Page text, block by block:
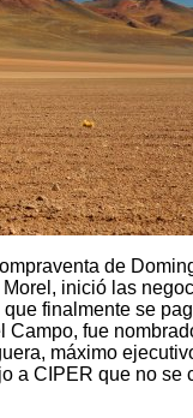
de
inició las
finalmente se
fue
máximo
a CIPER que no se